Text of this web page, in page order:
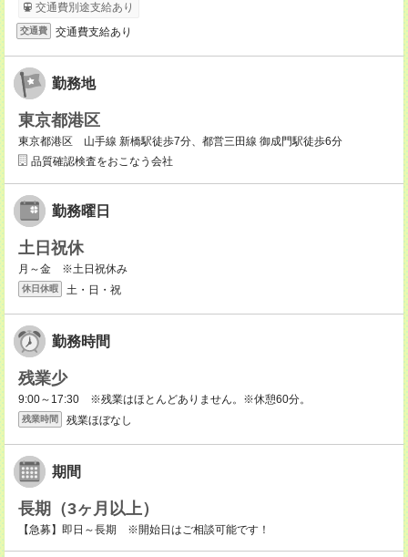
交通費別途支給あり
交通費 交通費支給あり
勤務地
東京都港区
東京都港区 山手線 新橋駅徒歩7分、都営三田線 御成門駅徒歩6分
品質確認検査をおこなう会社
勤務曜日
土日祝休
月～金 ※土日祝休み
休日休暇 土・日・祝
勤務時間
残業少
9:00～17:30 ※残業はほとんどありません。※休憩60分。
残業時間 残業ほぼなし
期間
長期（3ヶ月以上）
【急募】即日～長期 ※開始日はご相談可能です！